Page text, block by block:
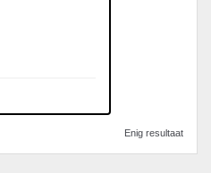
Enig resultaat